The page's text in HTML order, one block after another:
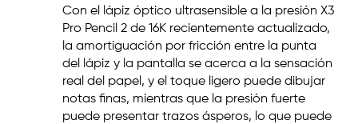
Con el lápiz óptico ultrasensible a la presión X3
Pro Pencil 2 de 16K recientemente actualizado,
la amortiguación por fricción entre la punta
del lápiz y la pantalla se acerca a la sensación
real del papel, y el toque ligero puede dibujar
notas finas, mientras que la presión fuerte
puede presentar trazos ásperos, lo que puede